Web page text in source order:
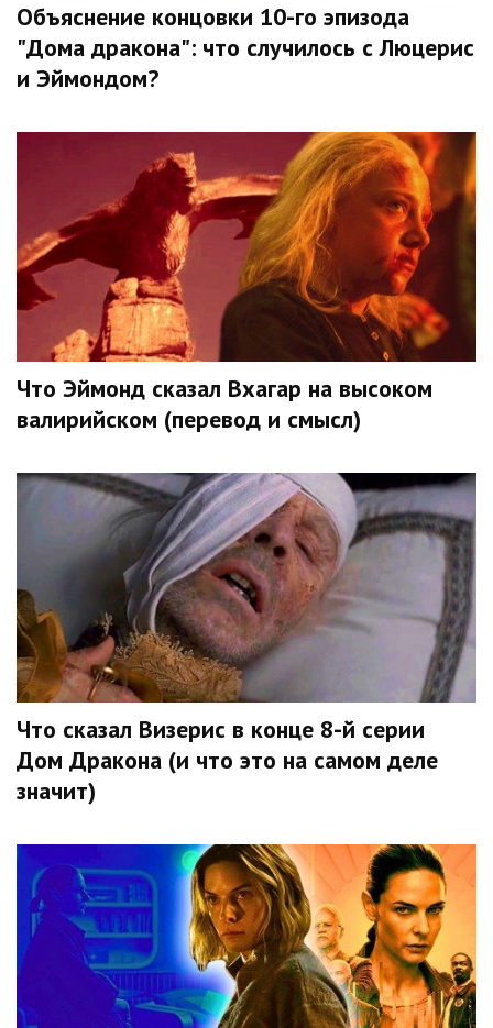
Объяснение концовки 10-го эпизода
"Дома дракона": что случилось с Люцерис
и Эймондом?
Что Эймонд сказал Вхагар на высоком
валирийском (перевод и смысл)
Что сказал Визерис в конце 8-й серии
Дом Дракона (и что это на самом деле
значит)